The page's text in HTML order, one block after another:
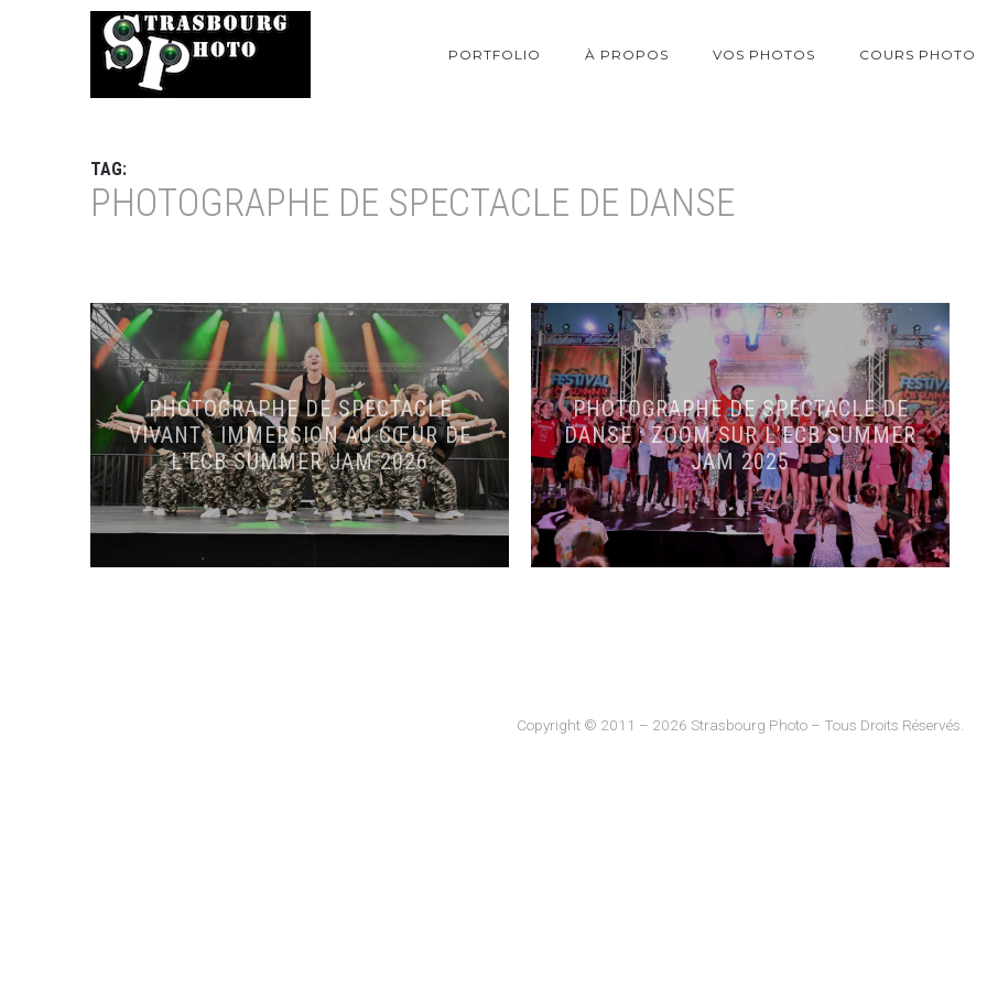
PORTFOLIO À PROPOS VOS PHOTOS COURS PHOTO
TAG:
PHOTOGRAPHE DE SPECTACLE DE DANSE
PHOTOGRAPHE DE SPECTACLE
VIVANT : IMMERSION AU CŒUR DE
L’ECB SUMMER JAM 2026
PHOTOGRAPHE DE SPECTACLE DE
DANSE : ZOOM SUR L’ECB SUMMER
JAM 2025
Copyright © 2011 – 2026 Strasbourg Photo – Tous Droits Réservés.